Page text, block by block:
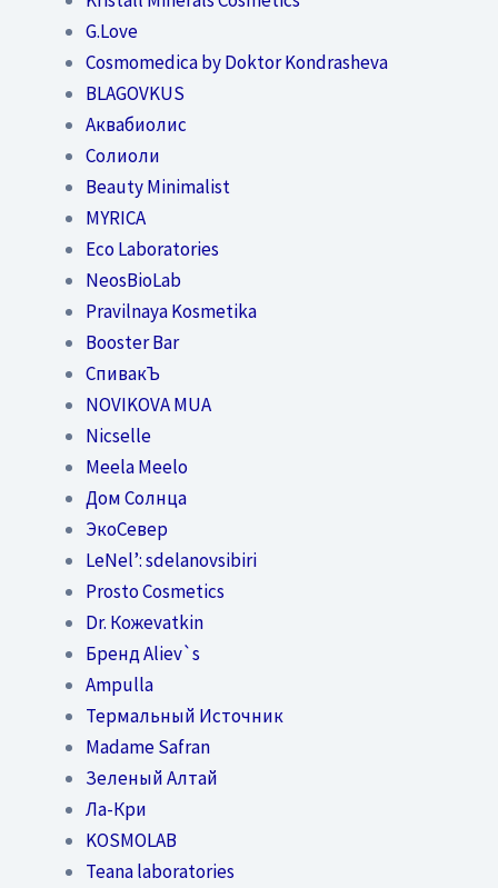
G.Love
Cosmomedica by Doktor Kondrasheva
BLAGOVKUS
Аквабиолис
Солиоли
Beauty Minimalist
MYRICA
Eco Laboratories
NeosBioLab
Pravilnaya Kosmetika
Booster Bar
СпивакЪ
NOVIKOVA MUA
Nicselle
Meela Meelo
Дом Солнца
ЭкоСевер
LeNel’: sdelanovsibiri
Prosto Cosmetics
Dr. Кожеvatkin
Бренд Aliev`s
Ampulla
Термальный Источник
Madame Safran
Зеленый Алтай
Ла-Кри
KOSMOLAB
Teana laboratories